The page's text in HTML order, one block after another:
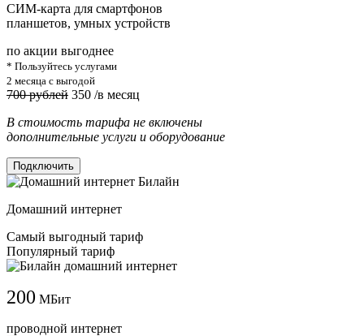
СИМ-карта для смартфонов
планшетов, умных устройств
по акции выгоднее
* Пользуйтесь услугами
2 месяца с выгодой
700 рублей 350 /в месяц
В стоимость тарифа не включены
дополнительные услуги и оборудование
Подключить
Домашний интернет
Самый выгодный тариф
Популярный тариф
200 МБит
проводной интернет